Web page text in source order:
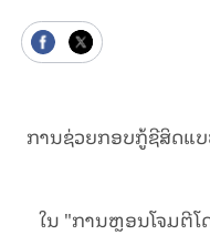
ການຊ່ວຍ​ກອບ​ກູ້ຊີ​ສິດ​ແ
ໃນ "ການຫຼອນໂຈມຕີໂ